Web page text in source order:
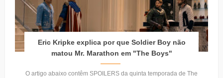
Eric Kripke explica por que Soldier Boy não
matou Mr. Marathon em "The Boys"
O artigo abaixo contêm SPOILERS da quinta temporada de The